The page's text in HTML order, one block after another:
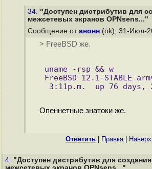
34. "Доступен дистрибутив для
межсетевых экранов OPNsens..."
Сообщение от анонн (ok), 31-Июл-
> FreeBSD же.
uname -rsp && w
FreeBSD 12.1-STABLE
3:11p.m.  up 76 days,
Опеннетные знатоки же.
Ответить Правка| Наверх
4. "Доступен дистрибутив для создания